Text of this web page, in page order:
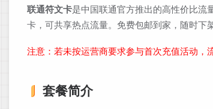
联通符文卡是中国联通官方推出的高性价比流
卡，可共享热点流量。免费包邮到家，随时下架
注意：若未按运营商要求参与首次充值活动，
套餐简介